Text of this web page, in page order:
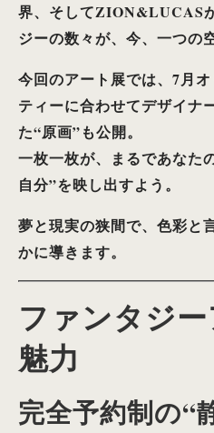
界、 そしてZION&LUCAS
ジーの数々が、 今、一つの
今回のアート展では、7月
ティーに合わせてデザイナ
た“原画”も公開。
一枚一枚が、まるであなた
自分”を映し出すよう。
夢と現実の狭間で、色彩と
かに導きます。
ファンタジ
魅力
完全予約制の“